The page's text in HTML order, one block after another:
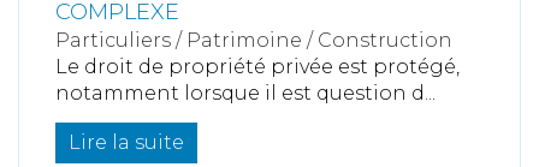
COMPLEXE
Particuliers / Patrimoine / Construction
Le droit de propriété privée est protégé,
notamment lorsque il est question d...
Lire la suite